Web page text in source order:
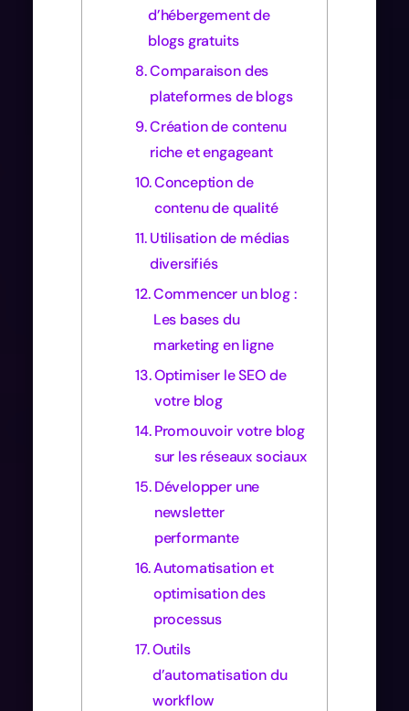
d’hébergement de
blogs gratuits
Comparaison des
plateformes de blogs
Création de contenu
riche et engageant
Conception de
contenu de qualité
Utilisation de médias
diversifiés
Commencer un blog :
Les bases du
marketing en ligne
Optimiser le SEO de
votre blog
Promouvoir votre blog
sur les réseaux sociaux
Développer une
newsletter
performante
Automatisation et
optimisation des
processus
Outils
d’automatisation du
workflow